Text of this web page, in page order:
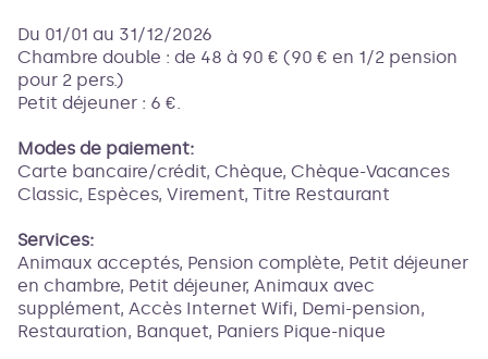
Du 01/01 au 31/12/2026
Chambre double : de 48 à 90 € (90 € en 1/2 pension
pour 2 pers.)
Petit déjeuner : 6 €.
Modes de paiement:
Carte bancaire/crédit, Chèque, Chèque-Vacances
Classic, Espèces, Virement, Titre Restaurant
Services:
Animaux acceptés, Pension complète, Petit déjeuner
en chambre, Petit déjeuner, Animaux avec
supplément, Accès Internet Wifi, Demi-pension,
Restauration, Banquet, Paniers Pique-nique